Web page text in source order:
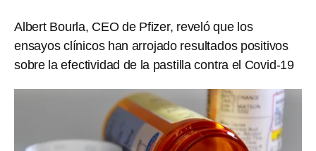
Albert Bourla, CEO de Pfizer, reveló que los
ensayos clínicos han arrojado resultados positivos
sobre la efectividad de la pastilla contra el Covid-19